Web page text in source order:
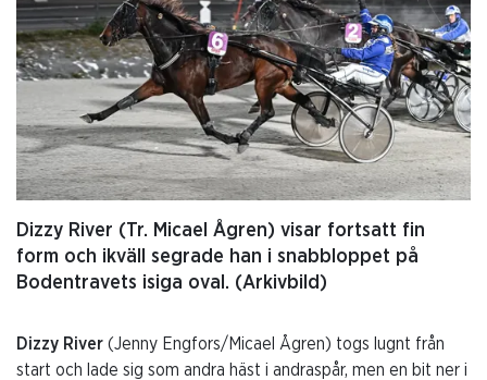
Dizzy River (Tr. Micael Ågren) visar fortsatt fin
form och ikväll segrade han i snabbloppet på
Bodentravets isiga oval. (Arkivbild)
Dizzy River (Jenny Engfors/Micael Ågren) togs lugnt från
start och lade sig som andra häst i andraspår, men en bit ner i